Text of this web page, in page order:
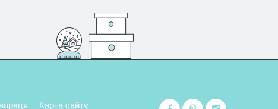
Карта сайту